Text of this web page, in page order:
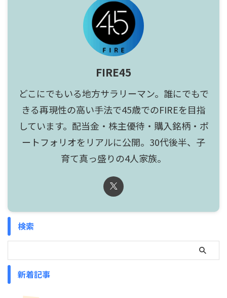
FIRE45
どこにでもいる地方サラリーマン。誰にでもで
きる再現性の高い手法で45歳でのFIREを目指
しています。配当金・株主優待・購入銘柄・ポ
ートフォリオをリアルに公開。30代後半、子
育て真っ盛りの4人家族。
検索
新着記事